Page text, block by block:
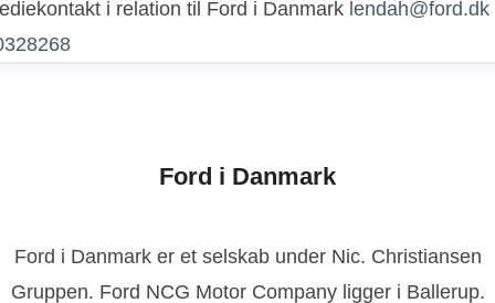
i relation til Ford i Danmark lendah@ford.dk
Ford i Danmark
Ford i Danmark er et selskab under Nic. Christiansen
Gruppen. Ford NCG Motor Company ligger i Ballerup.